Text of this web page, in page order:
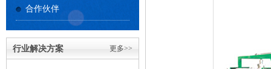
合作伙伴
更多>>
行业解决方案